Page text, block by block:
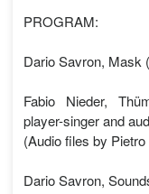
PROGRAM:
Dario Savron, Mask
Fabio Nieder,
player-singer and
(Audio files by Pietro
Dario Savron,